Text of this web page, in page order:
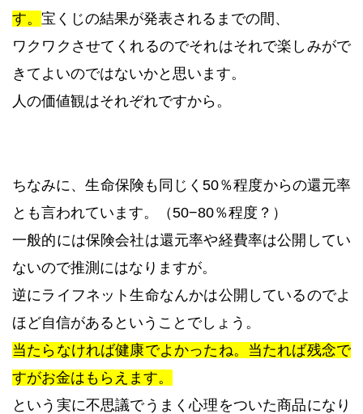
す。 宝くじの結果が発表されるまでの間、
ワクワクさせてくれるのでそれはそれで楽しみがで
きてよいのではないかと思います。
人の価値観はそれぞれですから。
ちなみに、生命保険も同じく50％程度からの還元率
とも言われています。（50−80％程度？）
一般的には保険会社は還元率や経費率は公開してい
ないので推測にはなりますが。
逆にライフネット生命なんかは公開しているのでよ
ほど自信があるということでしょう。
当たらなければ健康でよかったね。当たれば残念で
すがお金はもらえます。
という実に不思議でうまく心理をついた商品になり